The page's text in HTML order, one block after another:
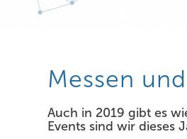
Messen
Auch in 2019 gibt es
Events sind wir dieses